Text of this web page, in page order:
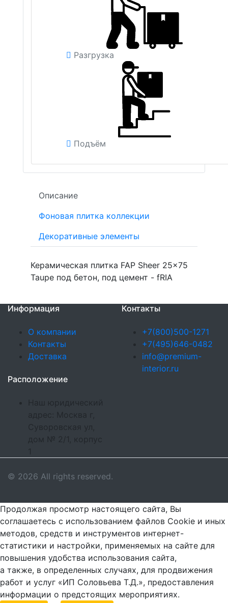
Разгрузка
Подъём
Описание
Фоновая плитка коллекции
Декоративные элементы
Керамическая плитка FAP Sheer 25x75
Taupe под бетон, под цемент - fRIA
Информация
О компании
Контакты
Доставка
Контакты
+7(800)500-1271
+7(495)646-0482
info@premium-
interior.ru
Расположение
Наш юридический
адрес: Москва г,
Суворовская ул,
дом № 2/1, корпус
© 2026 All rights reserved.
Продолжая просмотр настоящего сайта, Вы
соглашаетесь с использованием файлов Cookie и иных
методов, средств и инструментов интернет-
статистики и настройки, применяемых на сайте для
повышения удобства использования сайта,
а также, в определенных случаях, для продвижения
работ и услуг «ИП Соловьева Т.Д.», предоставления
информации о предстоящих мероприятиях.